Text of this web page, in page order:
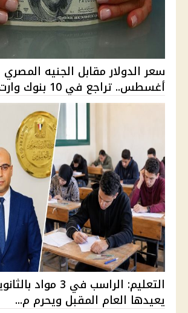
أغسطس.. تراجع في 10 بنوك وارت...
التعليم: الراسب في 3
يعيدها العام المقبل ويحرم م...